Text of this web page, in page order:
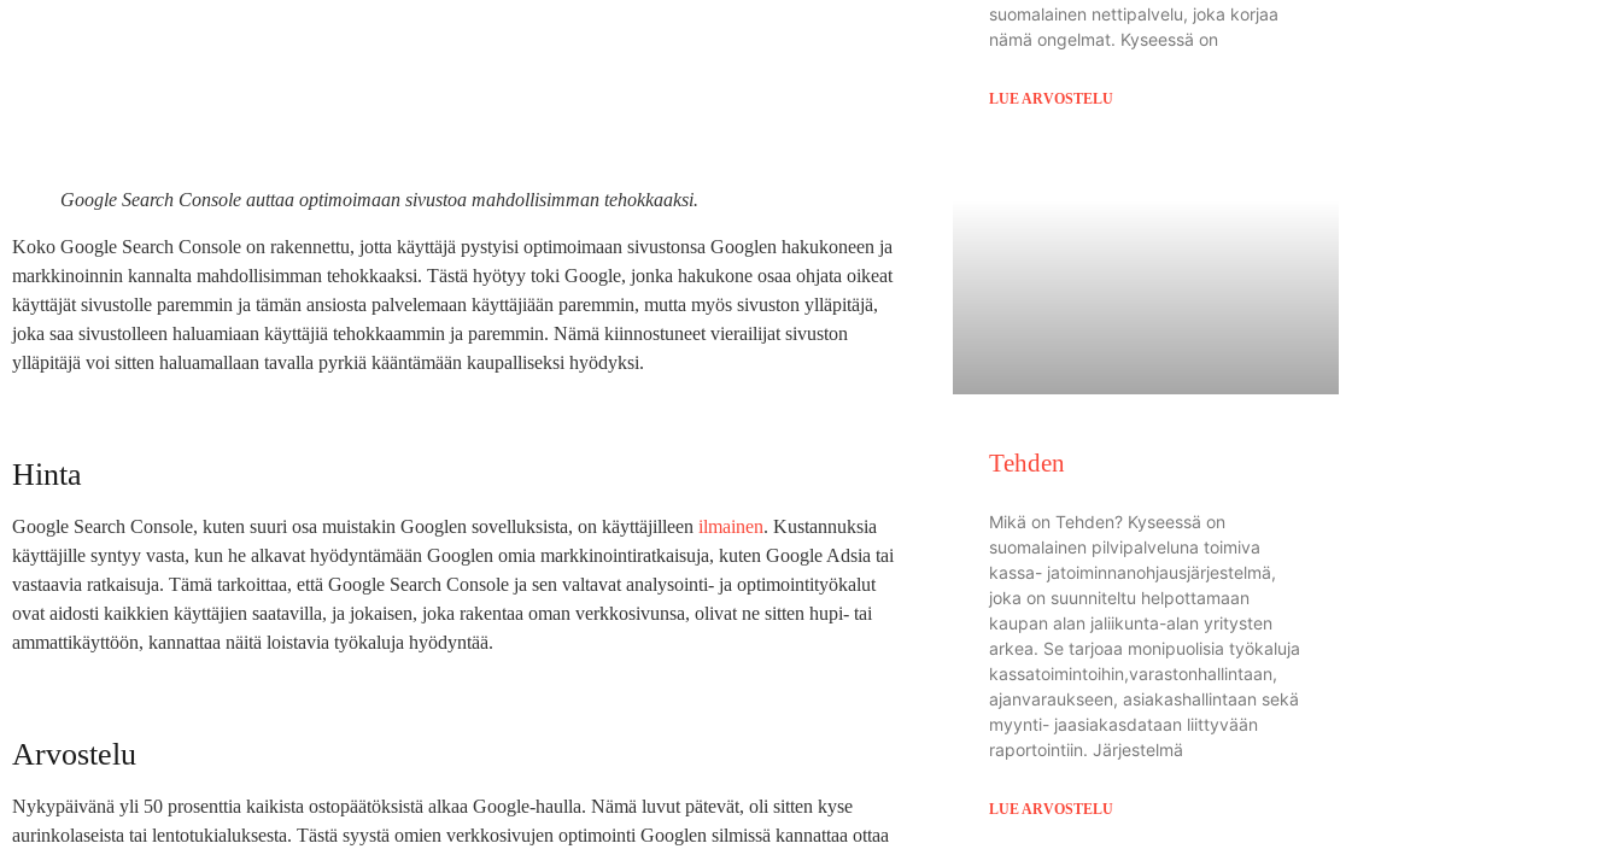
Google Search Console auttaa optimoimaan sivustoa mahdollisimman tehokkaaksi.
Koko Google Search Console on rakennettu, jotta käyttäjä pystyisi optimoimaan sivustonsa Googlen hakukoneen ja
markkinoinnin kannalta mahdollisimman tehokkaaksi. Tästä hyötyy toki Google, jonka hakukone osaa ohjata oikeat
käyttäjät sivustolle paremmin ja tämän ansiosta palvelemaan käyttäjiään paremmin, mutta myös sivuston ylläpitäjä,
joka saa sivustolleen haluamiaan käyttäjiä tehokkaammin ja paremmin. Nämä kiinnostuneet vierailijat sivuston
ylläpitäjä voi sitten haluamallaan tavalla pyrkiä kääntämään kaupalliseksi hyödyksi.
Hinta
Google Search Console, kuten suuri osa muistakin Googlen sovelluksista, on käyttäjilleen ilmainen. Kustannuksia
käyttäjille syntyy vasta, kun he alkavat hyödyntämään Googlen omia markkinointiratkaisuja, kuten Google Adsia tai
vastaavia ratkaisuja. Tämä tarkoittaa, että Google Search Console ja sen valtavat analysointi- ja optimointityökalut
ovat aidosti kaikkien käyttäjien saatavilla, ja jokaisen, joka rakentaa oman verkkosivunsa, olivat ne sitten hupi- tai
ammattikäyttöön, kannattaa näitä loistavia työkaluja hyödyntää.
Arvostelu
Nykypäivänä yli 50 prosenttia kaikista ostopäätöksistä alkaa Google-haulla. Nämä luvut pätevät, oli sitten kyse
aurinkolaseista tai lentotukialuksesta. Tästä syystä omien verkkosivujen optimointi Googlen silmissä kannattaa ottaa
suomalainen nettipalvelu, joka korjaa
nämä ongelmat. Kyseessä on
LUE ARVOSTELU
Tehden
Mikä on Tehden? Kyseessä on
suomalainen pilvipalveluna toimiva
kassa- jatoiminnanohjausjärjestelmä,
joka on suunniteltu helpottamaan
kaupan alan jaliikunta-alan yritysten
arkea. Se tarjoaa monipuolisia työkaluja
kassatoimintoihin,varastonhallintaan,
ajanvaraukseen, asiakashallintaan sekä
myynti- jaasiakasdataan liittyvään
raportointiin. Järjestelmä
LUE ARVOSTELU